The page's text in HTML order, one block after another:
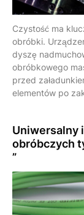
Czystość ma
obróbki.
dyszę
obróbkowego
przed
elementów po
Uniwersalny
obróbczych
”